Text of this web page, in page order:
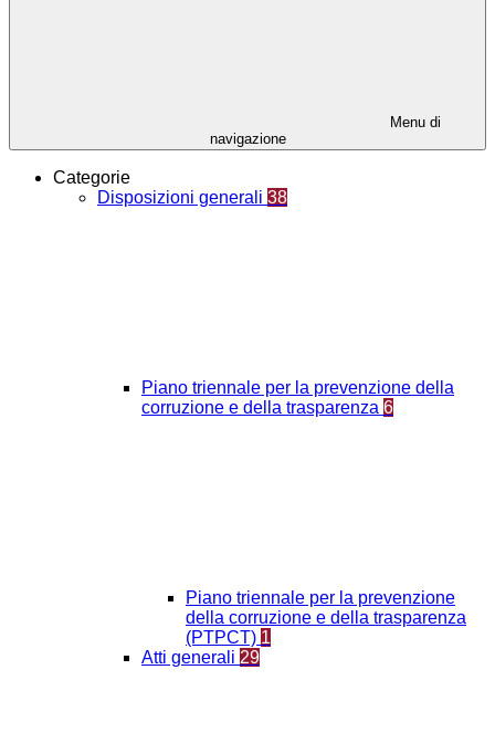
Menu di
navigazione
Categorie
Disposizioni generali 38
Piano triennale per la prevenzione della
corruzione e della trasparenza 6
Piano triennale per la prevenzione
della corruzione e della trasparenza
(PTPCT) 1
Atti generali 29